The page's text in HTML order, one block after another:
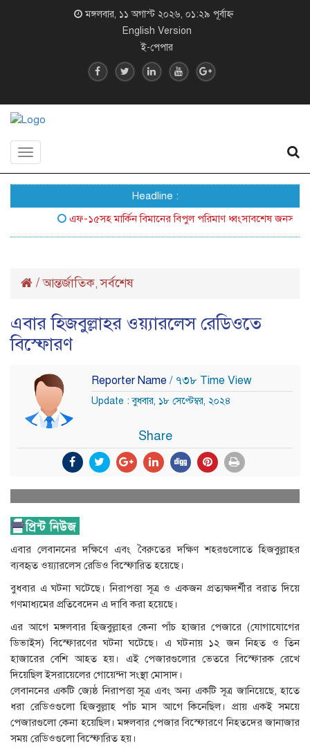
মঙ্গলবার, ১১ অগাস্ট ২০২৬, ০১:২৯ পূর্বাহ্ন
English Version
ই-পেপার
Toggle
Headline :
এফ-১৫সহ মার্কিন বিমানের বিপুল পরিমাণ ধ্বংসাবশেষ জনসম্মুখে
/আন্তর্জাতিক,সর্বশেষ
এবার হিজবুল্লাহর ওয়্যারলেস রেডিওতে
বিস্ফোরণ
Reporter Name / ৭৩৮ Time View
Update : বুধবার, ১৮ সেপ্টেম্বর, ২০২৪
Share
এবার লেবাননের দক্ষিণে এবং বৈরুতের দক্ষিণ শহরগুলোতে হিজবুল্লাহর
ব্যবহৃত ওয়্যারলেস রেডিও বিস্ফোরিত হয়েছে।
বুধবার এ ঘটনা ঘটেছে। নিরাপত্তা সূত্র ও একজন প্রত্যক্ষদর্শীর বরাত দিয়ে
গণমাধ্যমের প্রতিবেদেন এ দাবি করা হয়েছে।
এর আগে মঙ্গলবার হিজবুল্লাহর কেনা পাঁচ হাজার পেজারে (যোগাযোগের
ডিভাইস) বিস্ফোরণের ঘটনা ঘটেছে। এ ঘটনায় ১২ জন নিহত ও তিন
হাজারের বেশি আহত হয়। এই পেজারগুলোর ভেতরে বিস্ফোরক রেখে
দিয়েছিল ইসরায়েলের গোয়েন্দা সংস্থা মোসাদ।
লেবাননের একটি জ্যেষ্ঠ নিরাপত্তা সূত্র এবং অন্য একটি সূত্র জানিয়েছে, হাতে
ধরা রেডিওগুলো হিজবুল্লাহ পাঁচ মাস আগে কিনেছিল। প্রায় একই সময়ে
পেজারগুলো কেনা হয়েছিল। মঙ্গলবার পেজার বিস্ফোরণে নিহতদের জানাজার
সময় রেডিওগুলো বিস্ফোরিত হয়।